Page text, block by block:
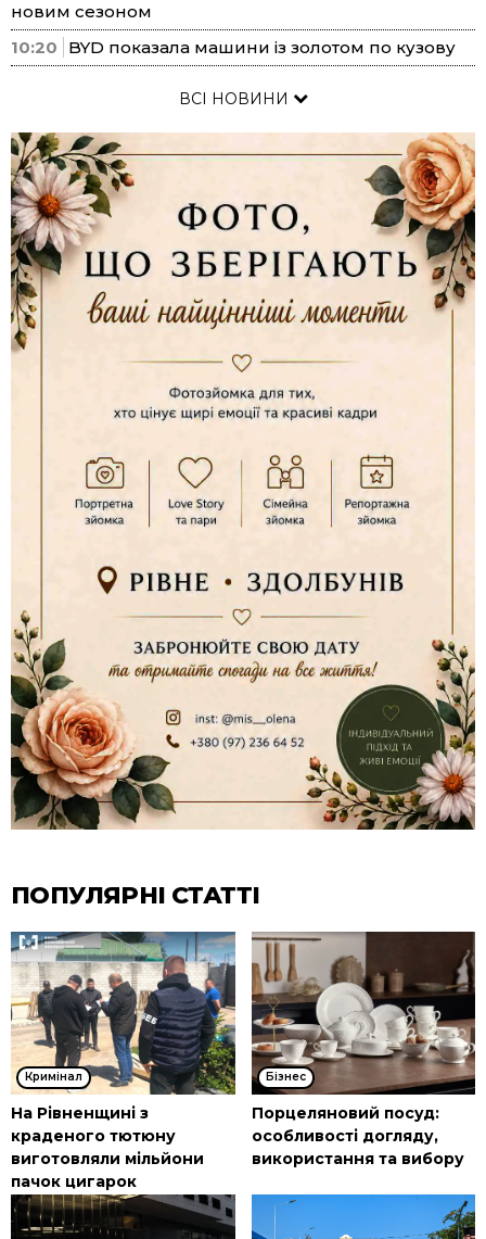
новим сезоном
10:20
BYD показала машини із золотом по кузову
ВСІ НОВИНИ
ПОПУЛЯРНІ СТАТТІ
Кримінал
На Рівненщині з
краденого тютюну
виготовляли мільйони
пачок цигарок
Бізнес
Порцеляновий посуд:
особливості догляду,
використання та вибору